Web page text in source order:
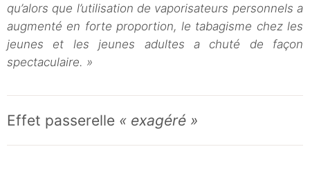
qu’alors que l’utilisation de vaporisateurs personnels a
augmenté en forte proportion, le tabagisme chez les
jeunes et les jeunes adultes a chuté de façon
spectaculaire. »
Effet passerelle « exagéré »